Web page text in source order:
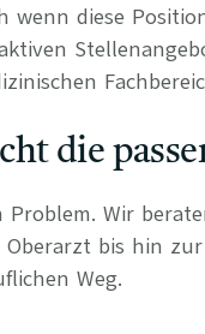
wenn diese
die
Problem. Wir
Oberarzt bis hin
Weg.